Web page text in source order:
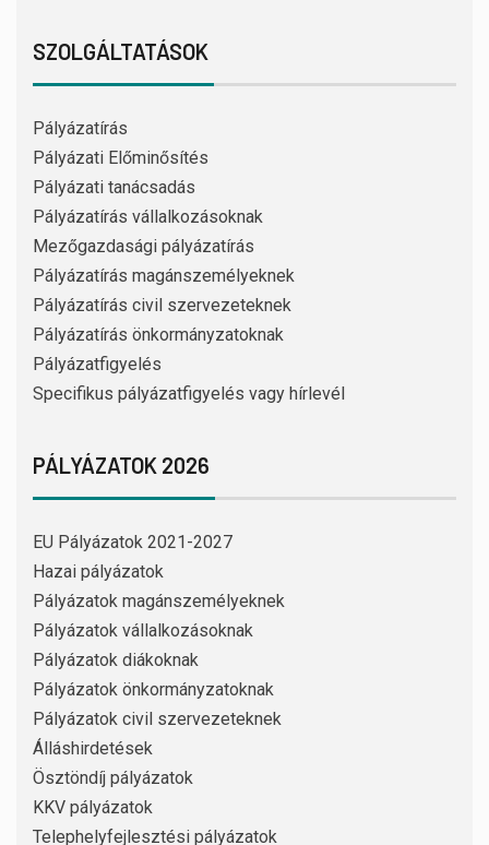
SZOLGÁLTATÁSOK
Pályázatírás
Pályázati Előminősítés
Pályázati tanácsadás
Pályázatírás vállalkozásoknak
Mezőgazdasági pályázatírás
Pályázatírás magánszemélyeknek
Pályázatírás civil szervezeteknek
Pályázatírás önkormányzatoknak
Pályázatfigyelés
Specifikus pályázatfigyelés vagy hírlevél
PÁLYÁZATOK 2026
EU Pályázatok 2021-2027
Hazai pályázatok
Pályázatok magánszemélyeknek
Pályázatok vállalkozásoknak
Pályázatok diákoknak
Pályázatok önkormányzatoknak
Pályázatok civil szervezeteknek
Álláshirdetések
Ösztöndíj pályázatok
KKV pályázatok
Telephelyfejlesztési pályázatok